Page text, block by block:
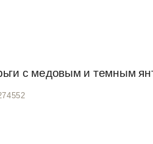
с медовым и темным